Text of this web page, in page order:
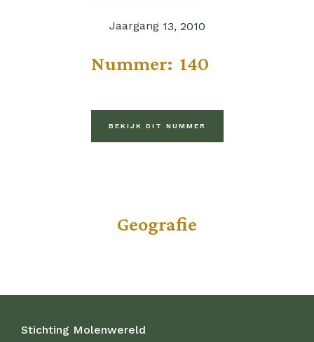
Jaargang 13, 2010
Nummer: 140
BEKIJK DIT NUMMER
Geografie
Stichting Molenwereld